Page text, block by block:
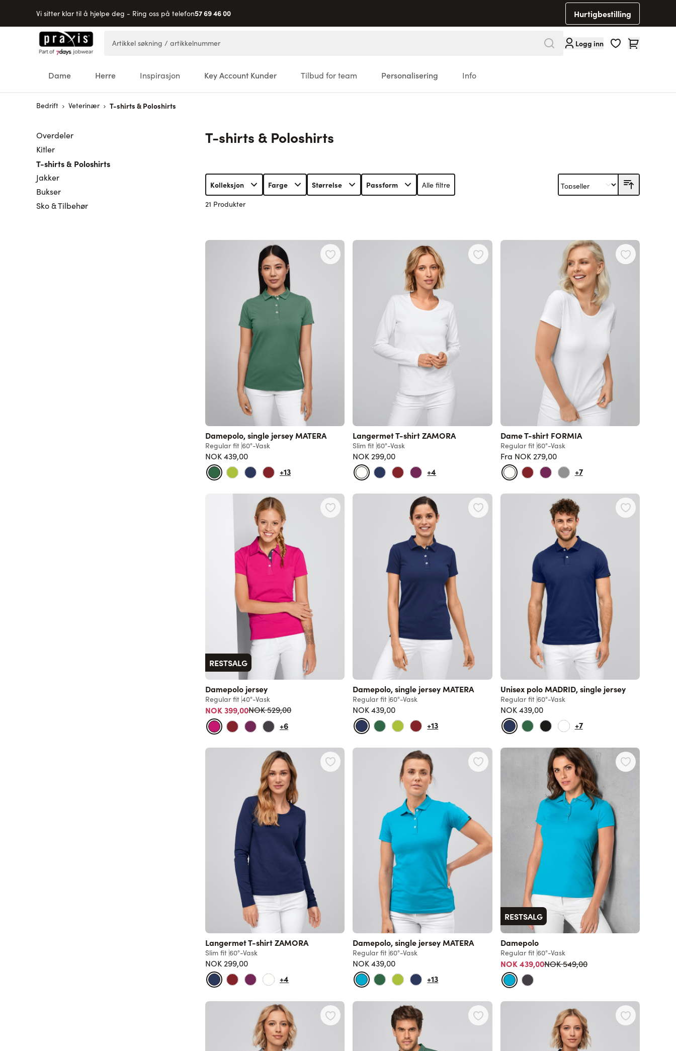
Vi sitter klar til å hjelpe deg - Ring oss på telefon57 69 46 00 Hurtigbestilling
Hopp til innhold
Logg inn Cart
Dame Herre Inspirasjon Key Account Kunder Tilbud for team Personalisering Info
Bedrift Veterinær T-shirts & Poloshirts
T-shirts & Poloshirts
Overdeler
Kitler
T-shirts & Poloshirts
Jakker
Bukser
Sko & Tilbehør
Kolleksjon Farge Størrelse Passform Alle filtre
21 Produkter
Damepolo, single jersey MATERA
Regular fit 60°-Vask
NOK 439,00
+13
Langermet T-shirt ZAMORA
Slim fit 60°-Vask
NOK 299,00
+4
Dame T-shirt FORMIA
Regular fit 60°-Vask
Fra NOK 279,00Vanlig pris
+7
RESTSALG
Damepolo jersey
Regular fit 40°-Vask
NOK 399,00Vanlig pris
NOK 529,00
+6
Damepolo, single jersey MATERA
Regular fit 60°-Vask
NOK 439,00
+13
Unisex polo MADRID, single jersey
Regular fit 60°-Vask
NOK 439,00
+7
Langermet T-shirt ZAMORA
Slim fit 60°-Vask
NOK 299,00
+4
Damepolo, single jersey MATERA
Regular fit 60°-Vask
NOK 439,00
+13
RESTSALG
Damepolo
Regular fit 60°-Vask
NOK 439,00Vanlig pris
NOK 549,00